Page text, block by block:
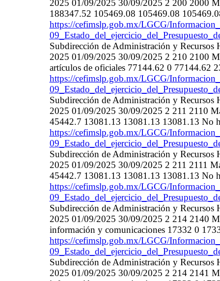
2025 01/09/2025 30/09/2025 2 200 2000
188347.52 105469.08 105469.08
https://cefimslp.gob.mx/LGCG/
Subdirección de Administración y
2025 01/09/2025 30/09/2025 2 210 2100
artículos de oficiales 77144.62 0 77144.62
https://cefimslp.gob.mx/LGCG/
Subdirección de Administración y
2025 01/09/2025 30/09/2025 2 211 2110
45442.7 13081.13 13081.13 13081.13 No
https://cefimslp.gob.mx/LGCG/
Subdirección de Administración y
2025 01/09/2025 30/09/2025 2 211 2111
45442.7 13081.13 13081.13 13081.13 No
https://cefimslp.gob.mx/LGCG/
Subdirección de Administración y
2025 01/09/2025 30/09/2025 2 214 2140
información y comunicaciones 17332 0
https://cefimslp.gob.mx/LGCG/
Subdirección de Administración y
2025 01/09/2025 30/09/2025 2 214 2141